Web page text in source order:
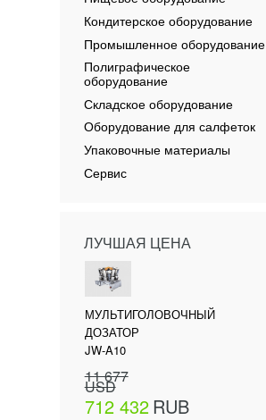
Кондитерское оборудование
Промышленное оборудование
Полиграфическое
оборудование
Складское оборудование
Оборудование для салфеток
Упаковочные материалы
Сервис
ЛУЧШАЯ ЦЕНА
МУЛЬТИГОЛОВОЧНЫЙ
ДОЗАТОР
JW-A10
11 677
USD
712 432RUB